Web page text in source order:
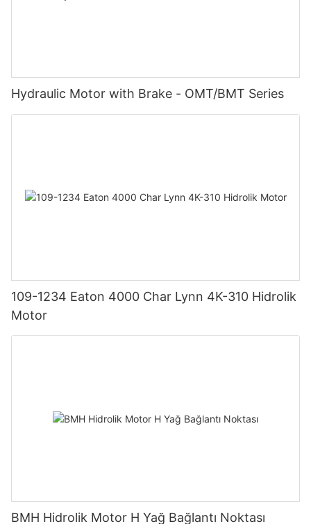
Hydraulic Motor with Brake - OMT/BMT Series
109-1234 Eaton 4000 Char Lynn 4K-310 Hidrolik
Motor
BMH Hidrolik Motor H Yağ Bağlantı Noktası